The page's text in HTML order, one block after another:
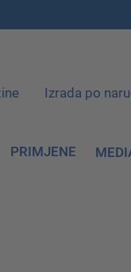
Izrada po
PRIMJENE